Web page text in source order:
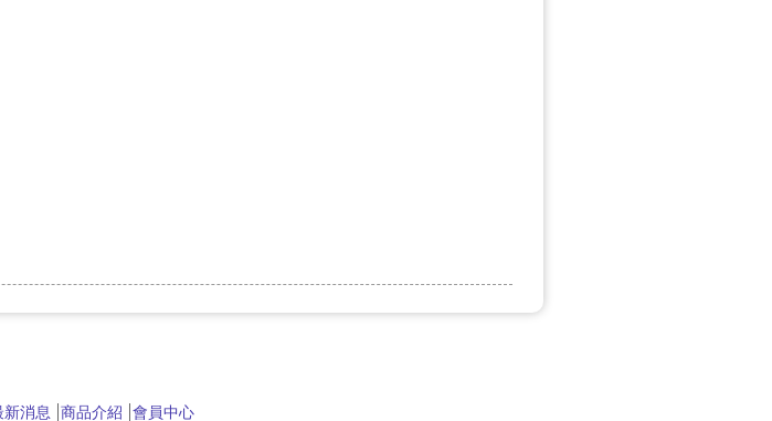
新消息 商品介紹 會員中心